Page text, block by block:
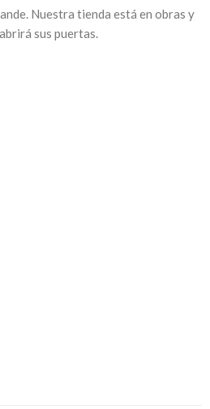
Nuestra tienda está en obras y
sus puertas.